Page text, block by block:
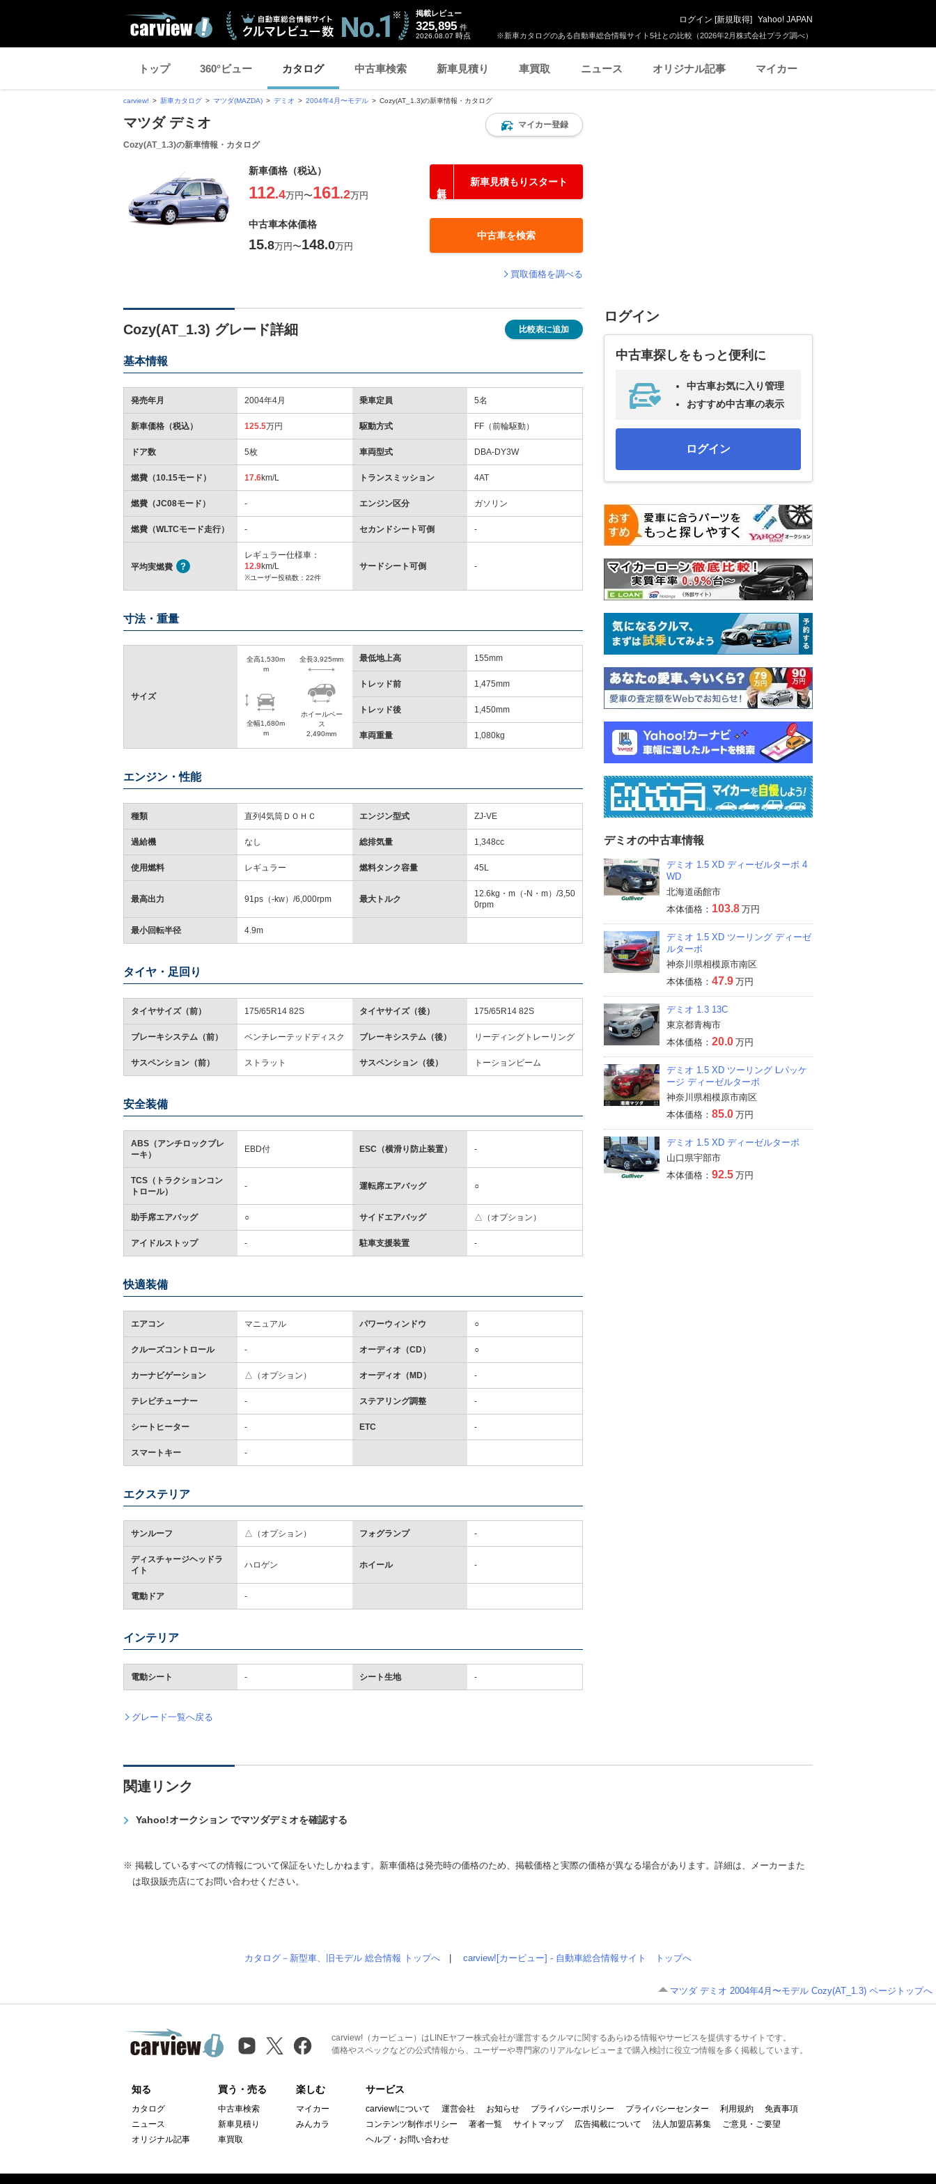
※新車カタログのある自動車総合情報サイト5社との比較（2026年2月株式会社プラグ調べ）
掲載レビュー
325,895 件
2026.08.07 時点
ログイン [新規取得] Yahoo! JAPAN
トップ 360°ビュー カタログ 中古車検索 新車見積り 車買取 ニュース オリジナル記事 マイカー
carview! 新車カタログ マツダ(MAZDA) デミオ 2004年4月〜モデル Cozy(AT_1.3)の新車情報・カタログ
マツダ デミオ
Cozy(AT_1.3)の新車情報・カタログ
マイカー登録
新車価格（税込）
112.4万円〜161.2万円
新車見積もりスタート
中古車本体価格
15.8万円〜148.0万円
中古車を検索
買取価格を調べる
Cozy(AT_1.3) グレード詳細 比較表に追加
基本情報
発売年月 2004年4月 乗車定員 5名
新車価格（税込） 125.5万円 駆動方式 FF（前輪駆動）
ドア数 5枚 車両型式 DBA-DY3W
燃費（10.15モード） 17.6km/L トランスミッション 4AT
燃費（JC08モード） - エンジン区分 ガソリン
燃費（WLTCモード走行） - セカンドシート可倒 -
平均実燃費
レギュラー仕様車：
12.9km/L
※ユーザー投稿数：22件
サードシート可倒 -
寸法・重量
サイズ
全高1,530m
m
全幅1,680m
m
全長3,925mm
ホイールベー
ス
2,490mm
最低地上高 155mm
トレッド前 1,475mm
トレッド後 1,450mm
車両重量 1,080kg
エンジン・性能
種類 直列4気筒ＤＯＨＣ エンジン型式 ZJ-VE
過給機 なし 総排気量 1,348cc
使用燃料 レギュラー 燃料タンク容量 45L
最高出力 91ps（-kw）/6,000rpm 最大トルク
12.6kg・m（-N・m）/3,50
0rpm
最小回転半径 4.9m
タイヤ・足回り
タイヤサイズ（前） 175/65R14 82S タイヤサイズ（後） 175/65R14 82S
ブレーキシステム（前） ベンチレーテッドディスク ブレーキシステム（後） リーディングトレーリング
サスペンション（前） ストラット サスペンション（後） トーションビーム
安全装備
ABS（アンチロックブレ
ーキ）
EBD付 ESC（横滑り防止装置） -
TCS（トラクションコン
トロール）
- 運転席エアバッグ ○
助手席エアバッグ ○ サイドエアバッグ △（オプション）
アイドルストップ - 駐車支援装置 -
快適装備
エアコン マニュアル パワーウィンドウ ○
クルーズコントロール - オーディオ（CD） ○
カーナビゲーション △（オプション） オーディオ（MD） -
テレビチューナー - ステアリング調整 -
シートヒーター - ETC -
スマートキー -
エクステリア
サンルーフ △（オプション） フォグランプ -
ディスチャージヘッドラ
イト
ハロゲン ホイール -
電動ドア -
インテリア
電動シート - シート生地 -
ログイン
中古車探しをもっと便利に
中古車お気に入り管理
おすすめ中古車の表示
ログイン
デミオの中古車情報
デミオ 1.5 XD ディーゼルターボ 4
WD
北海道函館市
本体価格： 103.8 万円
デミオ 1.5 XD ツーリング ディーゼ
ルターボ
神奈川県相模原市南区
本体価格： 47.9 万円
デミオ 1.3 13C
東京都青梅市
本体価格： 20.0 万円
デミオ 1.5 XD ツーリング Lパッケ
ージ ディーゼルターボ
神奈川県相模原市南区
本体価格： 85.0 万円
デミオ 1.5 XD ディーゼルターボ
山口県宇部市
本体価格： 92.5 万円
グレード一覧へ戻る
関連リンク
Yahoo!オークション でマツダデミオを確認する
※ 掲載しているすべての情報について保証をいたしかねます。新車価格は発売時の価格のため、掲載価格と実際の価格が異なる場合があります。詳細は、メーカーまた
は取扱販売店にてお問い合わせください。
カタログ－新型車、旧モデル 総合情報 トップへ carview![カービュー] - 自動車総合情報サイト トップへ
マツダ デミオ 2004年4月〜モデル Cozy(AT_1.3) ページトップへ
carview!（カービュー）はLINEヤフー株式会社が運営するクルマに関するあらゆる情報やサービスを提供するサイトです。
価格やスペックなどの公式情報から、ユーザーや専門家のリアルなレビューまで購入検討に役立つ情報を多く掲載しています。
知る
カタログ
ニュース
オリジナル記事
買う・売る
中古車検索
新車見積り
車買取
楽しむ
マイカー
みんカラ
サービス
carview!について 運営会社 お知らせ プライバシーポリシー プライバシーセンター 利用規約
免責事項
コンテンツ制作ポリシー
著者一覧 サイトマップ 広告掲載について 法人加盟店募集
ご意見・ご要望
ヘルプ・お問い合わせ